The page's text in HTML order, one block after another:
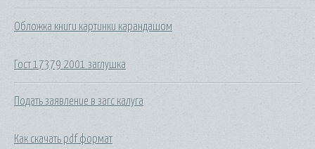
Обложка книги картинки карандашом
Гост 17379 2001 заглушка
Подать заявление в загс калуга
Как скачать pdf формат